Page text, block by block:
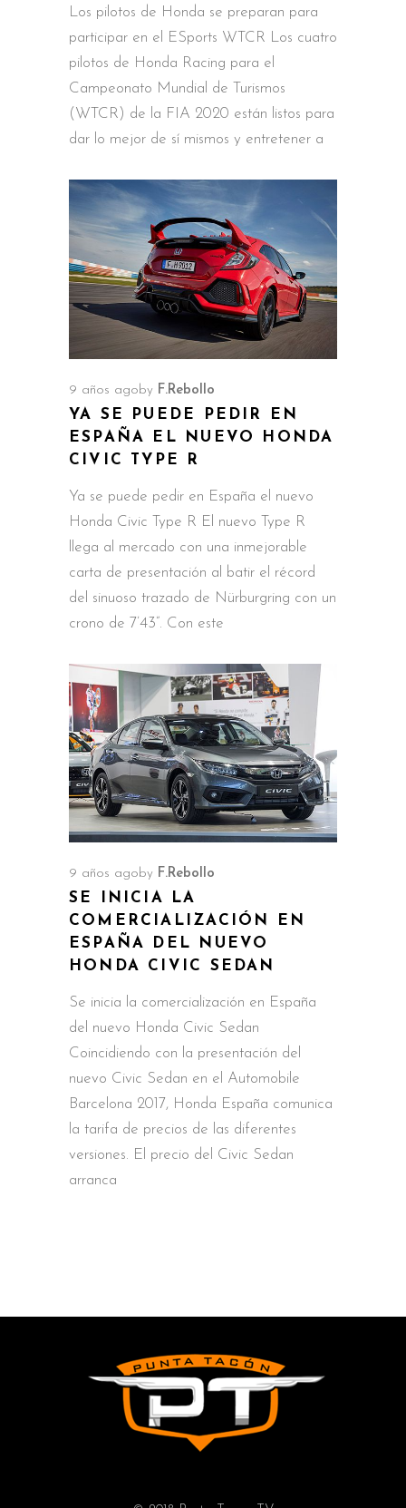
Los pilotos de Honda se preparan para
participar en el ESports WTCR Los cuatro
pilotos de Honda Racing para el
Campeonato Mundial de Turismos
(WTCR) de la FIA 2020 están listos para
dar lo mejor de sí mismos y entretener a
9 años ago by F.Rebollo
YA SE PUEDE PEDIR EN
ESPAÑA EL NUEVO HONDA
CIVIC TYPE R
Ya se puede pedir en España el nuevo
Honda Civic Type R El nuevo Type R
llega al mercado con una inmejorable
carta de presentación al batir el récord
del sinuoso trazado de Nürburgring con un
crono de 7’43”. Con este
9 años agoby F.Rebollo
SE INICIA LA
COMERCIALIZACIÓN EN
ESPAÑA DEL NUEVO
HONDA CIVIC SEDAN
Se inicia la comercialización en España
del nuevo Honda Civic Sedan
Coincidiendo con la presentación del
nuevo Civic Sedan en el Automobile
Barcelona 2017, Honda España comunica
la tarifa de precios de las diferentes
versiones. El precio del Civic Sedan
arranca